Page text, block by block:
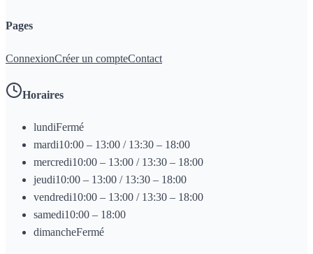
Pages
ConnexionCréer un compteContact
Horaires
lundiFermé
mardi10:00 – 13:00 / 13:30 – 18:00
mercredi10:00 – 13:00 / 13:30 – 18:00
jeudi10:00 – 13:00 / 13:30 – 18:00
vendredi10:00 – 13:00 / 13:30 – 18:00
samedi10:00 – 18:00
dimancheFermé